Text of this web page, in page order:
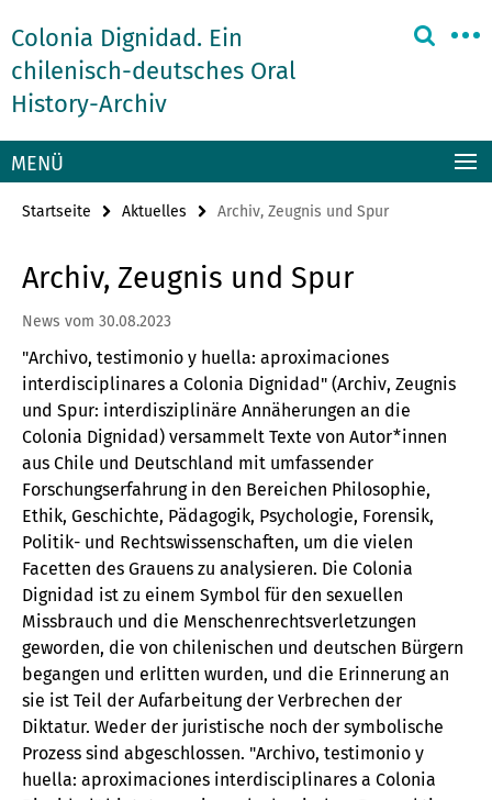
direkt
zu
Inhalt
Colonia Dignidad. Ein
chilenisch-deutsches Oral
History-Archiv
Service-
Navigation
MENÜ
Startseite Aktuelles Archiv, Zeugnis und Spur
Archiv, Zeugnis und Spur
News vom 30.08.2023
"Archivo, testimonio y huella: aproximaciones
interdisciplinares a Colonia Dignidad" (Archiv, Zeugnis
und Spur: interdisziplinäre Annäherungen an die
Colonia Dignidad) versammelt Texte von Autor*innen
aus Chile und Deutschland mit umfassender
Forschungserfahrung in den Bereichen Philosophie,
Ethik, Geschichte, Pädagogik, Psychologie, Forensik,
Politik- und Rechtswissenschaften, um die vielen
Facetten des Grauens zu analysieren. Die Colonia
Dignidad ist zu einem Symbol für den sexuellen
Missbrauch und die Menschenrechtsverletzungen
geworden, die von chilenischen und deutschen Bürgern
begangen und erlitten wurden, und die Erinnerung an
sie ist Teil der Aufarbeitung der Verbrechen der
Diktatur. Weder der juristische noch der symbolische
Prozess sind abgeschlossen. "Archivo, testimonio y
huella: aproximaciones interdisciplinares a Colonia